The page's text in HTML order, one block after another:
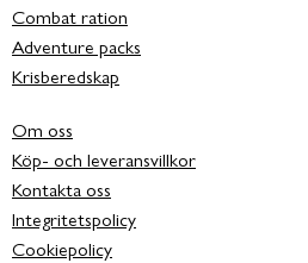
Combat ration
Adventure packs
Krisberedskap
Om oss
Köp- och leveransvillkor
Kontakta oss
Integritetspolicy
Cookiepolicy